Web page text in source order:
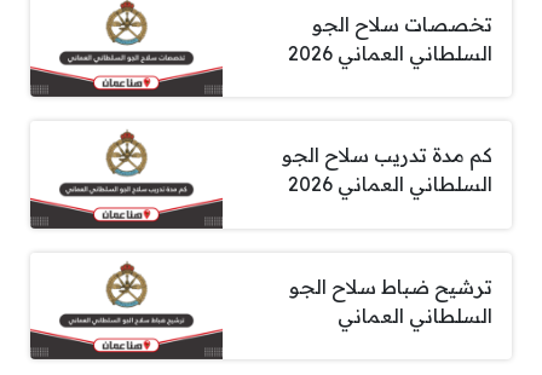
تخصصات سلاح الجو
السلطاني العماني 2026
كم مدة تدريب سلاح الجو
السلطاني العماني 2026
ترشيح ضباط سلاح الجو
السلطاني العماني